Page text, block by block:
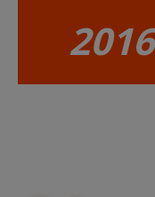
2016